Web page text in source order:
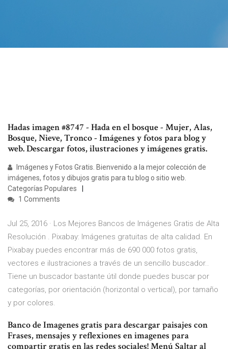
Hadas imagen #8747 - Hada en el bosque - Mujer, Alas,
Bosque, Nieve, Tronco - Imágenes y fotos para blog y
web. Descargar fotos, ilustraciones y imágenes gratis.
Imágenes y Fotos Gratis. Bienvenido a la mejor colección de
imágenes, fotos y dibujos gratis para tu blog o sitio web.
Categorías Populares
1 Comments
Jul 25, 2016 · Los Mejores Bancos de Imágenes Gratis de Alta
Resolución . Pixabay: Imágenes gratuitas de alta calidad. En
Pixabay puedes encontrar más de 690 000 fotos gratis,
vectores e ilustraciones a través de un sencillo buscador..
Tiene un buscador bastante útil donde puedes buscar por
categorías, por orientación (horizontal o vertical), por tamaño
y por colores.
Banco de Imagenes gratis para descargar paisajes con
Frases, mensajes y reflexiones en imagenes para
compartir gratis en las redes sociales! Menú Saltar al